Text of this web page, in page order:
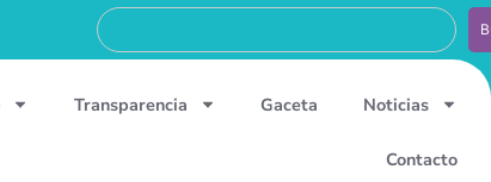
Transparencia Gaceta Noticias
Contacto